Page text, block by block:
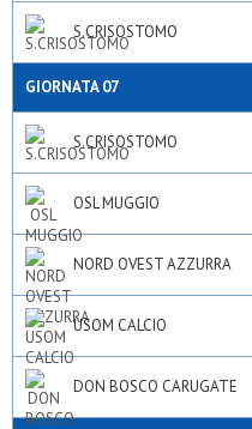
S.CRISOSTOMO
GIORNATA 07
S.CRISOSTOMO
OSL MUGGIO
NORD OVEST AZZURRA
USOM CALCIO
DON BOSCO CARUGATE